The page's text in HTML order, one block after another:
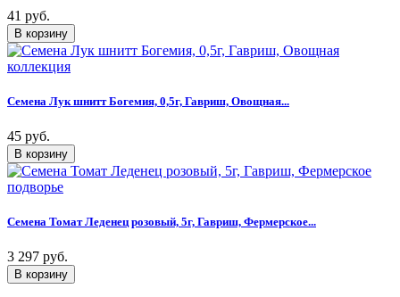
41 руб.
Семена Лук шнитт Богемия, 0,5г, Гавриш, Овощная...
45 руб.
Семена Томат Леденец розовый, 5г, Гавриш, Фермерское...
3 297 руб.